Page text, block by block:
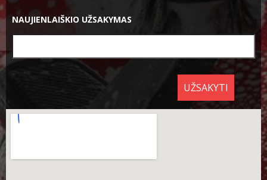
NAUJIENLAIŠKIO UŽSAKYMAS
UŽSAKYTI